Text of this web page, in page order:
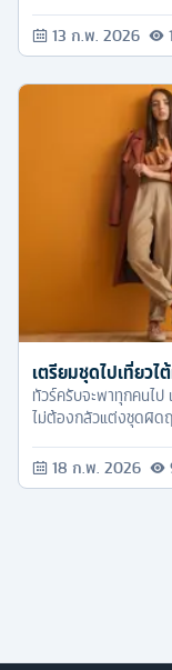
13 ก.พ. 2026
เตรียมชุดไปเที่ยว
ทัวร์ครับจะพาทุกคนไ
ไม่ต้องกลัวแต่งชุดผิด
18 ก.พ. 2026